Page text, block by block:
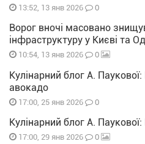
13:52, 13 янв 2026 0
Ворог вночі масовано
інфраструктуру у Києві та
10:54, 13 янв 2026 0
Кулінарний блог А.
авокадо
17:00, 25 янв 2026 0
Кулінарний блог А.
17:00, 29 янв 2026 0